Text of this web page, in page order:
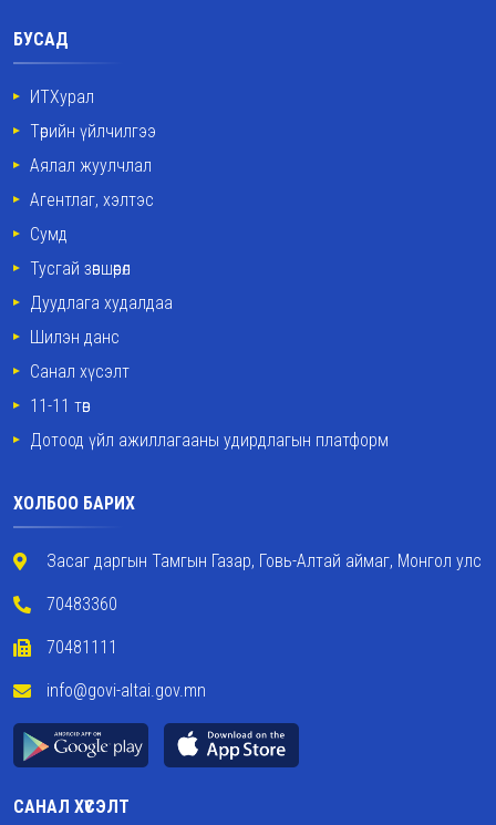
БУСАД
ИТХурал
Төрийн үйлчилгээ
Аялал жуулчлал
Агентлаг, хэлтэс
Сумд
Тусгай зөвшөөрөл
Дуудлага худалдаа
Шилэн данс
Санал хүсэлт
11-11 төв
Дотоод үйл ажиллагааны удирдлагын платформ
ХОЛБОО БАРИХ
Засаг даргын Тамгын Газар, Говь-Алтай аймаг, Монгол улс
70483360
70481111
info@govi-altai.gov.mn
САНАЛ ХҮСЭЛТ